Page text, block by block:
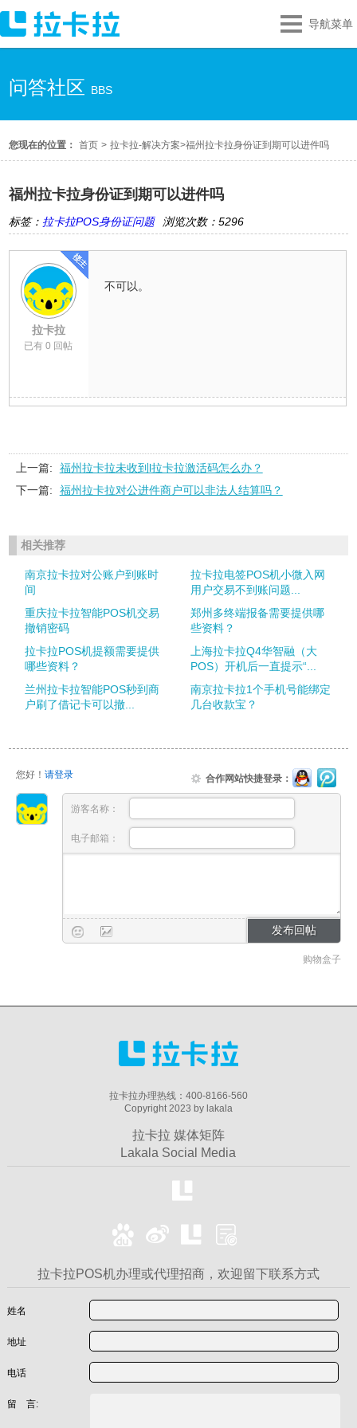
导航菜单
问答社区 BBS
您现在的位置： 首页 > 拉卡拉-解决方案>福州拉卡拉身份证到期可以进件吗
福州拉卡拉身份证到期可以进件吗
标签： 拉卡拉POS身份证问题 浏览次数：5296
拉卡拉
已有 0 回帖
不可以。
上一篇:
福州拉卡拉未收到l拉卡拉激活码怎么办？
下一篇:
福州拉卡拉对公进件商户可以非法人结算吗？
相关推荐
南京拉卡拉对公账户到账时
间
拉卡拉电签POS机小微入网
用户交易不到账问题...
重庆拉卡拉智能POS机交易
撤销密码
郑州多终端报备需要提供哪
些资料？
拉卡拉POS机提额需要提供
哪些资料？
上海拉卡拉Q4华智融（大
POS）开机后一直提示“...
兰州拉卡拉智能POS秒到商
户刷了借记卡可以撤...
南京拉卡拉1个手机号能绑定
几台收款宝？
您好！ 请登录 合作网站快捷登录：
游客名称：
电子邮箱：
购物盒子
拉卡拉办理热线：400-8166-560
Copyright 2023 by lakala
拉卡拉 媒体矩阵
Lakala Social Media
拉卡拉POS机办理或代理招商，欢迎留下联系方式
姓名
地址
电话
留 言: